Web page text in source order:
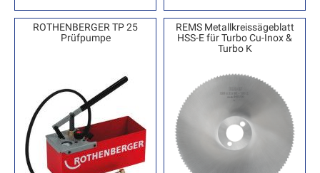
ROTHENBERGER TP 25
Prüfpumpe
REMS Metallkreissägeblatt
HSS-E für Turbo Cu-Inox &
Turbo K